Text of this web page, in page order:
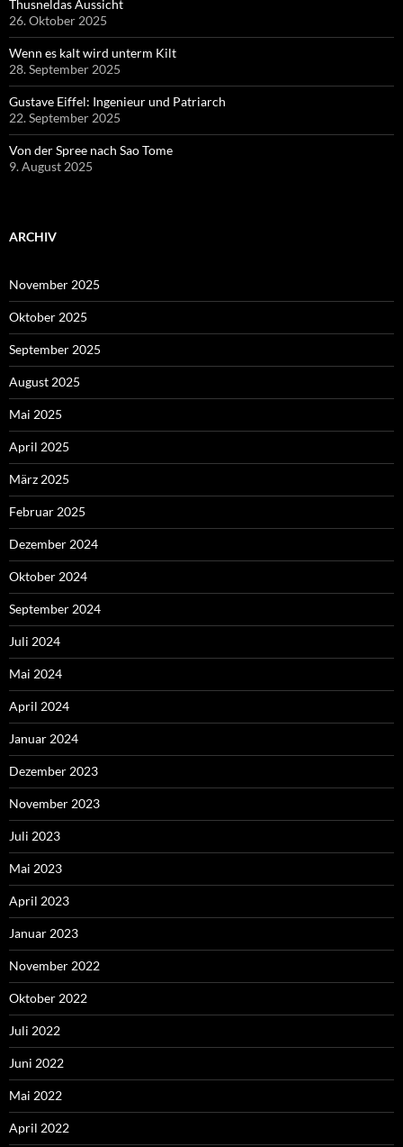
Thusneldas Aussicht
26. Oktober 2025
Wenn es kalt wird unterm Kilt
28. September 2025
Gustave Eiffel: Ingenieur und Patriarch
22. September 2025
Von der Spree nach Sao Tome
9. August 2025
ARCHIV
November 2025
Oktober 2025
September 2025
August 2025
Mai 2025
April 2025
März 2025
Februar 2025
Dezember 2024
Oktober 2024
September 2024
Juli 2024
Mai 2024
April 2024
Januar 2024
Dezember 2023
November 2023
Juli 2023
Mai 2023
April 2023
Januar 2023
November 2022
Oktober 2022
Juli 2022
Juni 2022
Mai 2022
April 2022